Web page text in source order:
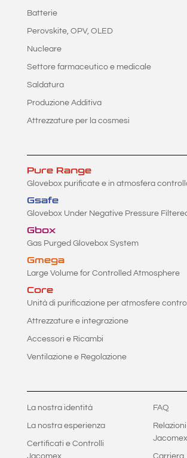
Batterie
Perovskite, OPV, OLED
Nucleare
Settore farmaceutico e medicale
Saldatura
Produzione Additiva
Attrezzature per la cosmesi
Pure Range
Glovebox purificate e in atmosfera
Gsafe
Glovebox Under Negative Pressure
Gbox
Gas Purged Glovebox System
Gmega
Large Volume for Controlled Atmosphere
Core
Unità di purificazione per atmosfere
Attrezzature e integrazione
Accessori e Ricambi
Ventilazione e Regolazione
La nostra identità
La nostra esperienza
Certificati e Controlli
Jacomex
FAQ
Jacomex
Carriera